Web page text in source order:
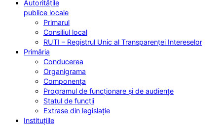
Autoritățile
publice locale
Primarul
Consiliul local
RUTI – Registrul Unic al Transparenței Intereselor
Primăria
Conducerea
Organigrama
Componența
Programul de funcționare și de audiențe
Statul de funcții
Extrase din legislație
Instituțiile